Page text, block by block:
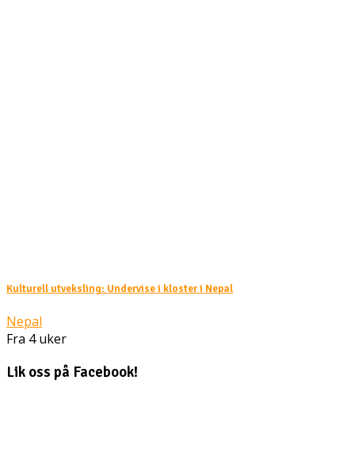
Kulturell utveksling: Undervise i kloster i Nepal
Nepal
Fra 4 uker
Lik oss på Facebook!